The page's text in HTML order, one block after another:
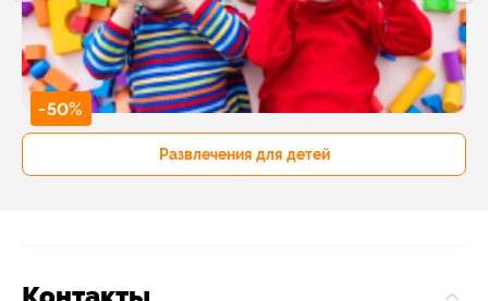
-50%
Развлечения для детей